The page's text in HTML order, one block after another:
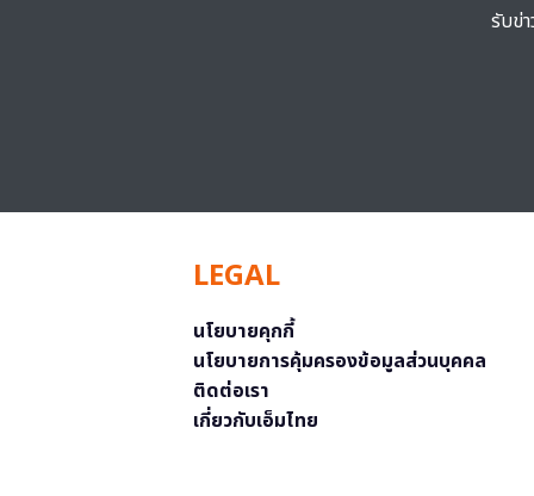
รับข่
LEGAL
นโยบายคุกกี้
นโยบายการคุ้มครองข้อมูลส่วนบุคคล
ติดต่อเรา
เกี่ยวกับเอ็มไทย